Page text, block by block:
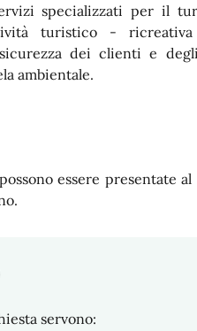
specializzati per il
turistico -
sicurezza dei clienti e
ambientale.
essere presentate
servono: